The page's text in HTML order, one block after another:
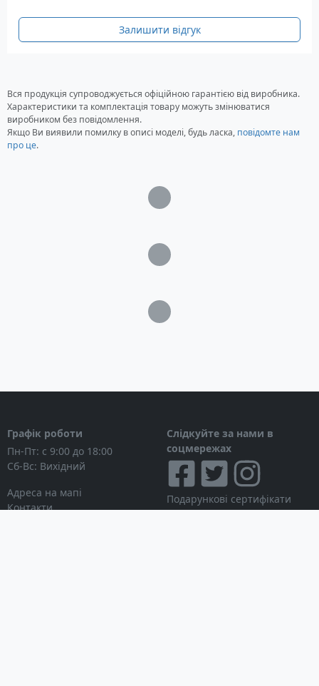
Залишити відгук
Вся продукція супроводжується офіційною гарантією від виробника.
Характеристики та комплектація товару можуть змінюватися
виробником без повідомлення.
Якщо Ви виявили помилку в описі моделі, будь ласка, повідомте нам
про це.
Загрузка...
Загрузка...
Загрузка...
Графік роботи
Пн-Пт: с 9:00 до 18:00
Сб-Вс: Вихідний
Адреса на мапі
Контакти
Слідкуйте за нами в
соцмережах
Подарункові сертифікати
Дисконтні картки